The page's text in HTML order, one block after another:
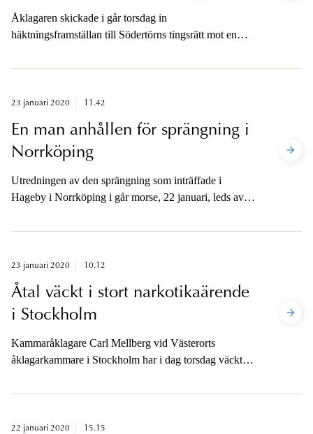
Kurva
Åklagaren skickade i går torsdag in
häktningsframställan till Södertörns tingsrätt mot en
delaktighet i skottlossningen vid en bensinmack i
Åklagaren är tillgänglig för kommentarer på telefon
23 januari 2020 11.42
En man anhållen för sprängning i
Norrköping
Utredningen av den sprängning som inträffade i
Hageby i Norrköping i går morse, 22 januari, leds av
alternativt försök till mord. En man i 25-årsåldern är
23 januari 2020 10.12
Åtal väckt i stort narkotikaärende
i Stockholm
Kammaråklagare Carl Mellberg vid Västerorts
åklagarkammare i Stockholm har i dag torsdag väckt
för omfattande narkotikaförsäljning i Stockholm.
22 januari 2020 15.15